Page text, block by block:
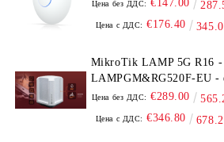
Цена без ДДС: €147.00
Цена с ДДС: €176.40
MikroTik LAMP 5G R16 -
LAMPGM&RG520F-EU -
Цена без ДДС: €289.00
Цена с ДДС: €346.80